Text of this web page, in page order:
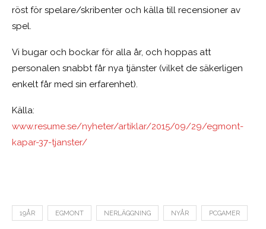
röst för spelare/skribenter och källa till recensioner av
spel.
Vi bugar och bockar för alla år, och hoppas att
personalen snabbt får nya tjänster (vilket de säkerligen
enkelt får med sin erfarenhet).
Källa:
www.resume.se/nyheter/artiklar/2015/09/29/egmont-
kapar-37-tjanster/
19ÅR EGMONT NERLÄGGNING NYÅR PCGAMER